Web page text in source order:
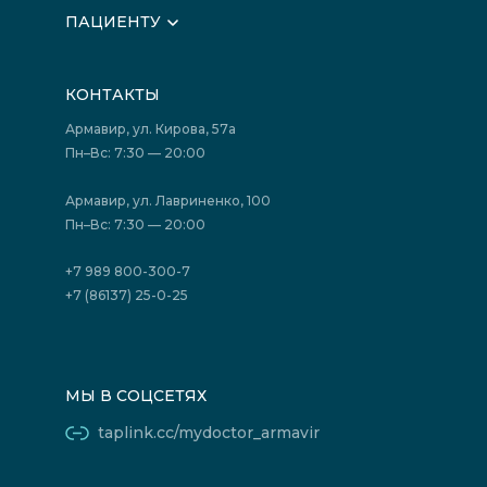
Вышестоящие организации
Лицензии
Фотогалерея
Политика конфиденциальности
Акции
ПАЦИЕНТУ
Подготовка к сдаче анализов
Акции
Отзывы
Государственные программы
Юридическим лицам
КОНТАКТЫ
Армавир, ул. Кирова, 57а
Пн–Вс: 7:30 — 20:00
Армавир, ул. Лавриненко, 100
Пн–Вс: 7:30 — 20:00
+7 989 800-300-7
+7 (86137) 25-0-25
МЫ В СОЦСЕТЯХ
taplink.cc/mydoctor_armavir